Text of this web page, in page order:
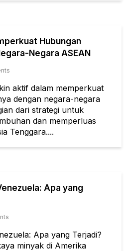
Hubungan
Negara ASEAN
aktif dalam memperkuat
dengan negara-negara
dari strategi untuk
dan memperluas
Tenggara....
Apa yang
Apa yang Terjadi?
minyak di Amerika